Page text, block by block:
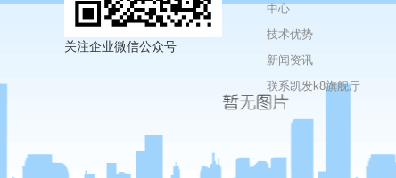
关注企业微信公众号
中心
技术优势
新闻资讯
联系凯发k8旗舰厅